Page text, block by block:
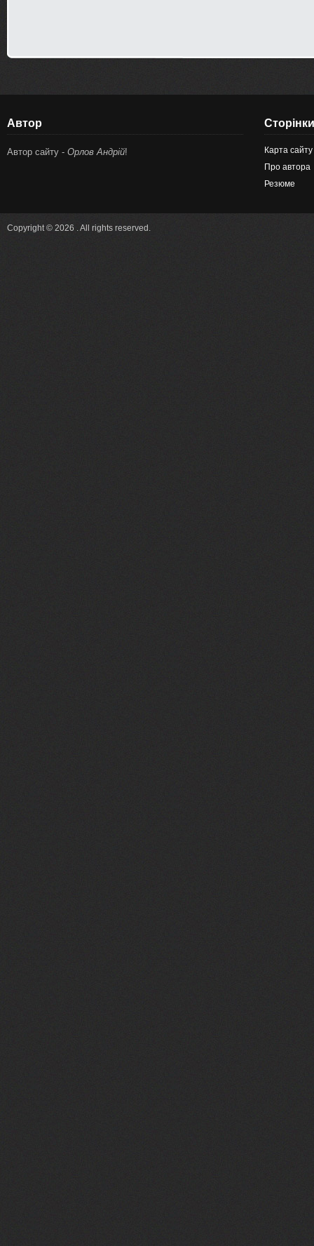
Автор
Автор сайту - Орлов Андрій!
Сторінки
Карта сайту
Про автора
Резюме
Copyright © 2026 . All rights reserved.